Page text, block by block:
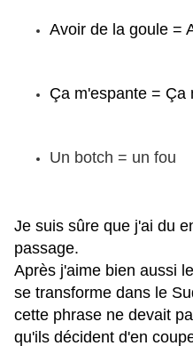
Avoir de la goule =
Ça m'espante = Ça
Un botch = un fou
Je suis sûre que j'ai du
passage.
Après j'aime bien aussi
se transforme dans le
cette phrase ne devait
qu'ils décident d'en